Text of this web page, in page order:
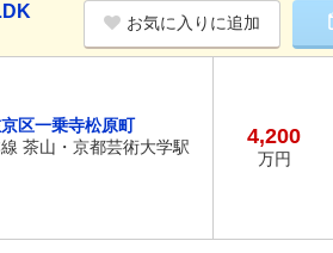
お気に入りに追加
区一乗寺松原町
茶山・京都芸術大学駅
4,200
万円